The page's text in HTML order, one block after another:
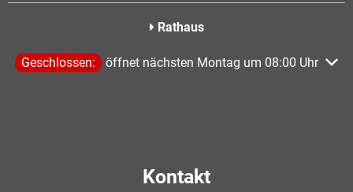
Rathaus
Klicken, um weitere Öffnungs- oder Schließzeiten
Geschlossen: öffnet nächsten Montag um 08:00 Uhr
Kontakt